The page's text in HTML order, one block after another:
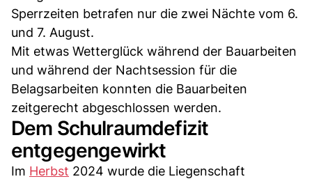
Sperrzeiten betrafen nur die zwei Nächte vom 6.
und 7. August.
Mit etwas Wetterglück während der Bauarbeiten
und während der Nachtsession für die
Belagsarbeiten konnten die Bauarbeiten
zeitgerecht abgeschlossen werden.
Dem Schulraumdefizit
entgegengewirkt
Im Herbst 2024 wurde die Liegenschaft